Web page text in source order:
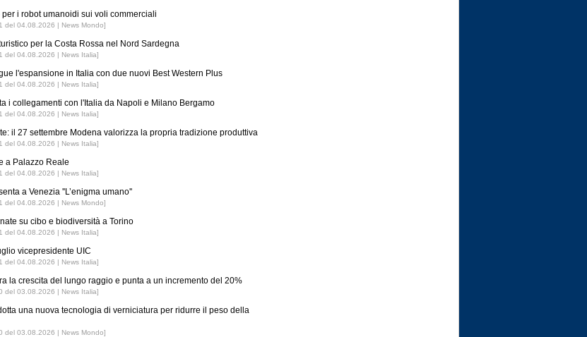
per i robot umanoidi sui voli commerciali
del 04.08.2026 | News Mondo]
per la Costa Rossa nel Nord Sardegna
del 04.08.2026 | News Italia]
l'espansione in Italia con due nuovi Best Western Plus
del 04.08.2026 | News Italia]
i collegamenti con l'Italia da Napoli e Milano Bergamo
del 04.08.2026 | News Italia]
il 27 settembre Modena valorizza la propria tradizione produttiva
del 04.08.2026 | News Italia]
a Palazzo Reale
del 04.08.2026 | News Italia]
a Venezia ''L’enigma umano''
del 04.08.2026 | News Mondo]
su cibo e biodiversità a Torino
del 04.08.2026 | News Italia]
vicepresidente UIC
del 04.08.2026 | News Italia]
la crescita del lungo raggio e punta a un incremento del 20%
del 03.08.2026 | News Italia]
una nuova tecnologia di verniciatura per ridurre il peso della
del 03.08.2026 | News Mondo]